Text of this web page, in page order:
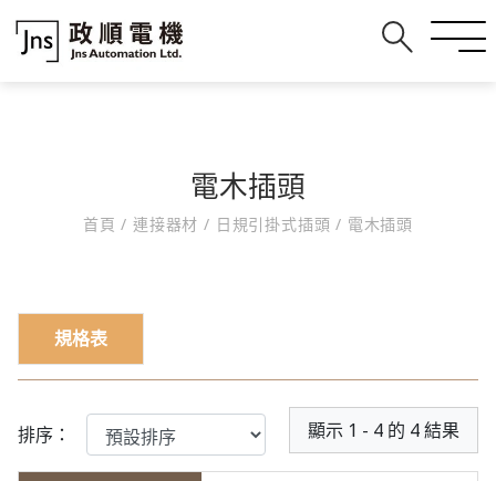
電木插頭
首頁/ 連接器材/ 日規引掛式插頭/ 電木插頭
規格表
排序： 顯示 1 - 4 的 4 結果